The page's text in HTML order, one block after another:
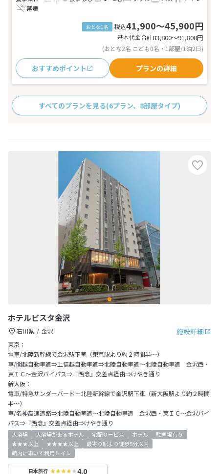
禁煙
おとな1名 税込41,900～45,900円
基本代金合計83,800〜91,800円
(おとな2名 こども0名・1部屋/1泊2日)
おすすめポイント プランの詳細
すべてのプランを見る(6プラン、8部屋タイプ)
ホテルビスタ金沢
施設詳細
石川県
金沢
東京：
電車/北陸新幹線で金沢駅下車（東京駅より約２時間半～）
車/関越自動車道⇒上信越自動車道⇒北陸自動車道～北陸自動車道 金沢西・
東ＩＣ～金沢バイパス⇒『西念』交差点経由⇒けやき通り
新大阪：
電車/特急サンダーバード＋北陸新幹線で金沢駅下車（新大阪駅より約２時間
半～）
車/名神高速道路⇒北陸自動車道～北陸自動車道 金沢西・東ＩＣ～金沢バイ
パス⇒『西念』交差点経由⇒けやき通り
大浴場 大浴場があるホテル 宅配サービス ホテル
駐車場有り
★★★以上
★★★★以上
最寄り駅より徒歩5分以内
館内に車いす利用トイレ
日本旅行 4.0